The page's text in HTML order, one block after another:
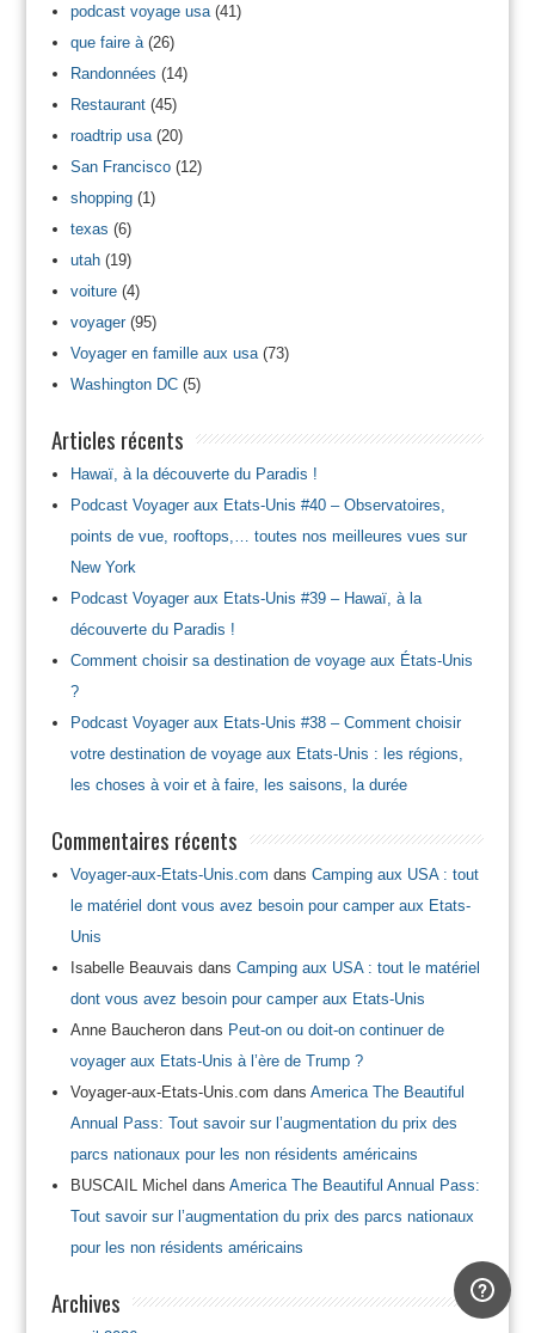
podcast voyage usa(41)
que faire à(26)
Randonnées (14)
Restaurant(45)
roadtrip usa(20)
San Francisco(12)
shopping(1)
texas (6)
utah(19)
voiture(4)
voyager(95)
Voyager en famille aux usa(73)
Washington DC(5)
Articles récents
Hawaï, à la découverte du Paradis !
Podcast Voyager aux Etats-Unis #40 – Observatoires,
points de vue, rooftops,… toutes nos meilleures vues sur
New York
Podcast Voyager aux Etats-Unis #39 – Hawaï, à la
découverte du Paradis !
Comment choisir sa destination de voyage aux États-Unis
?
Podcast Voyager aux Etats-Unis #38 – Comment choisir
votre destination de voyage aux Etats-Unis : les régions,
les choses à voir et à faire, les saisons, la durée
Commentaires récents
Voyager-aux-Etats-Unis.com dans Camping aux USA : tout
le matériel dont vous avez besoin pour camper aux Etats-
Unis
Isabelle Beauvais dans Camping aux USA : tout le matériel
dont vous avez besoin pour camper aux Etats-Unis
Anne Baucherondans Peut-on ou doit-on continuer de
voyager aux Etats-Unis à l’ère de Trump ?
Voyager-aux-Etats-Unis.com dans America The Beautiful
Annual Pass: Tout savoir sur l’augmentation du prix des
parcs nationaux pour les non résidents américains
BUSCAIL Michel dans America The Beautiful Annual Pass:
Tout savoir sur l’augmentation du prix des parcs nationaux
pour les non résidents américains
Archives